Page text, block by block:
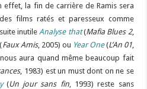
effet, la fin de carrière de Ramis sera
films ratés et paresseux comme
inutileAnalyse that(Mafia Blues 2,
Faux Amis, 2005) ou Year One(L’An 01,
aura quand même beaucoup fait
, 1983) est un must dont on ne se
(Un jour sans fin, 1993) reste sans